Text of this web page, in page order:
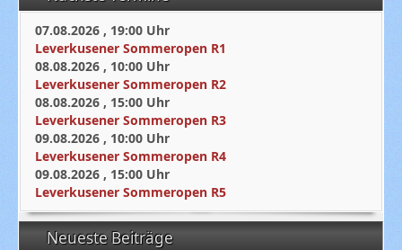
07.08.2026 , 19:00 Uhr
Leverkusener Sommeropen R1
08.08.2026 , 10:00 Uhr
Leverkusener Sommeropen R2
08.08.2026 , 15:00 Uhr
Leverkusener Sommeropen R3
09.08.2026 , 10:00 Uhr
Leverkusener Sommeropen R4
09.08.2026 , 15:00 Uhr
Leverkusener Sommeropen R5
Neueste Beiträge